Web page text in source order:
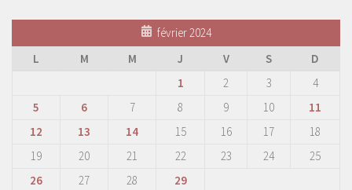
février 2024
L
M M J V S
D
1
2 3
4
5
6 7 8 9 10
11
12
13 14 15 16 17
18
19
20 21 22 23 24
25
26
27 28
29